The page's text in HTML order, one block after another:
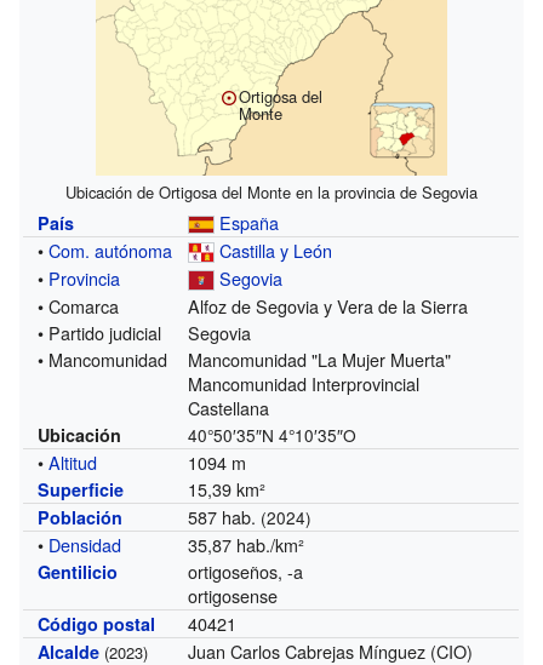
Ortigosa del
Monte
Ubicación de Ortigosa del Monte en la provincia de Segovia
País
España
•Com. autónoma
Castilla y León
• Provincia
Segovia
• Comarca
Alfoz de Segovia y Vera de la Sierra
• Partido judicial
Segovia
• Mancomunidad
Mancomunidad "La Mujer Muerta"
Mancomunidad Interprovincial
Castellana
Ubicación 40°50′35″N 4°10′35″O
•Altitud 1094 m
Superficie 15,39 km²
Población 587 hab. (2024)
• Densidad 35,87 hab./km²
Gentilicio
ortigoseños, -a
ortigosense
Código postal 40421
Alcalde (2023) Juan Carlos Cabrejas Mínguez (CIO)